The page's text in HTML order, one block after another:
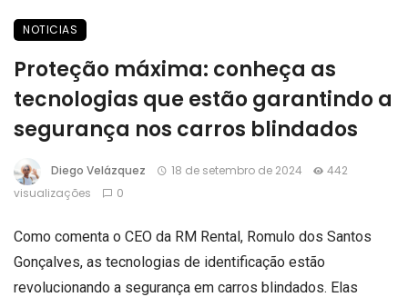
NOTICIAS
Proteção máxima: conheça as
tecnologias que estão garantindo a
segurança nos carros blindados
Diego Velázquez 18 de setembro de 2024
442
visualizações
0
Como comenta o CEO da RM Rental, Romulo dos Santos
Gonçalves, as tecnologias de identificação estão
revolucionando a segurança em carros blindados. Elas